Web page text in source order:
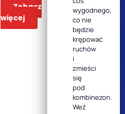
Zobacz
więcej
wygodnego,
co nie
będzie
krępować
ruchów
i
zmieści
się
pod
kombinezon.
Weź